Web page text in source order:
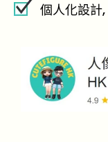
個人化設計